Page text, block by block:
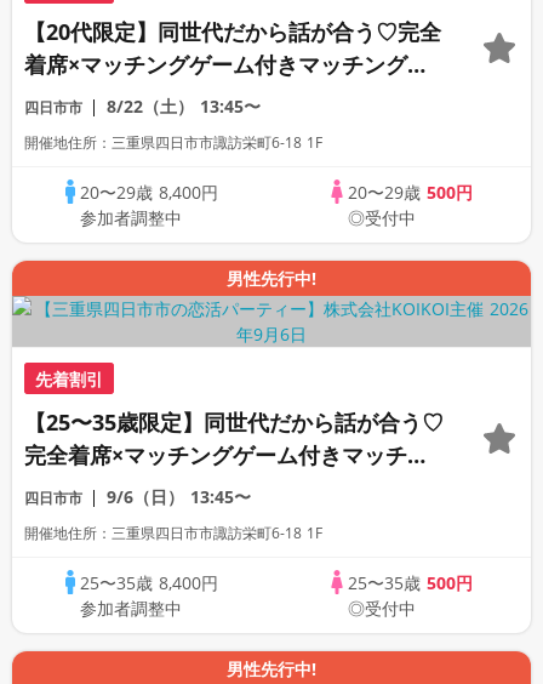
【20代限定】同世代だから話が合う♡完全
着席×マッチングゲーム付きマッチングコ
ン
四日市市 8/22（土） 13:45〜
開催地住所：三重県四日市市諏訪栄町6-18 1F
20〜29歳 8,400円
参加者調整中
20〜29歳 500円
◎受付中
男性先行中!
先着割引
【25〜35歳限定】同世代だから話が合う♡
完全着席×マッチングゲーム付きマッチン
グコン
四日市市 9/6（日） 13:45〜
開催地住所：三重県四日市市諏訪栄町6-18 1F
25〜35歳 8,400円
参加者調整中
25〜35歳 500円
◎受付中
男性先行中!